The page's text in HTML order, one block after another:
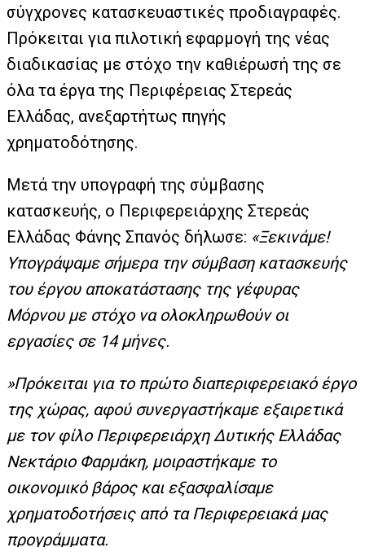
σύγχρονες κατασκευαστικές προδιαγραφές.
Πρόκειται για πιλοτική εφαρμογή της νέας
διαδικασίας με στόχο την καθιέρωσή της σε
όλα τα έργα της Περιφέρειας Στερεάς
Ελλάδας, ανεξαρτήτως πηγής
χρηματοδότησης.
Μετά την υπογραφή της σύμβασης
κατασκευής, ο Περιφερειάρχης Στερεάς
Ελλάδας Φάνης Σπανός δήλωσε: «Ξεκινάμε!
Υπογράψαμε σήμερα την σύμβαση κατασκευής
του έργου αποκατάστασης της γέφυρας
Μόρνου με στόχο να ολοκληρωθούν οι
εργασίες σε 14 μήνες.
»Πρόκειται για το πρώτο διαπεριφερειακό έργο
της χώρας, αφού συνεργαστήκαμε εξαιρετικά
με τον φίλο Περιφερειάρχη Δυτικής Ελλάδας
Νεκτάριο Φαρμάκη, μοιραστήκαμε το
οικονομικό βάρος και εξασφαλίσαμε
χρηματοδοτήσεις από τα Περιφερειακά μας
προγράμματα.